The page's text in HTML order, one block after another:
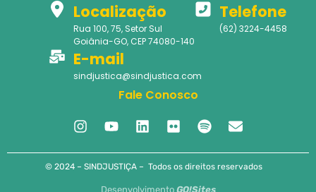
Localização
Rua 100, 75, Setor Sul
Goiânia-GO, CEP 74080-140
Telefone
(62) 3224-4458
E-mail
sindjustica@sindjustica.com
Fale Conosco
© 2024 – SINDJUSTIÇA – Todos os direitos reservados
Desenvolvimento GO!Sites